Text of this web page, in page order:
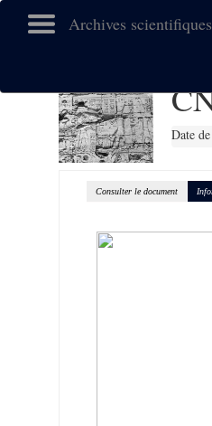
Archives
Date
Consulter le document